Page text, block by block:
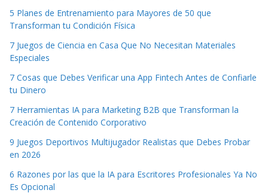
5 Planes de Entrenamiento para Mayores de 50 que
Transforman tu Condición Física
7 Juegos de Ciencia en Casa Que No Necesitan Materiales
Especiales
7 Cosas que Debes Verificar una App Fintech Antes de Confiarle
tu Dinero
7 Herramientas IA para Marketing B2B que Transforman la
Creación de Contenido Corporativo
9 Juegos Deportivos Multijugador Realistas que Debes Probar
en 2026
6 Razones por las que la IA para Escritores Profesionales Ya No
Es Opcional